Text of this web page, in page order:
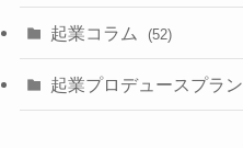
起業コラム (52)
起業プロデュースプラン